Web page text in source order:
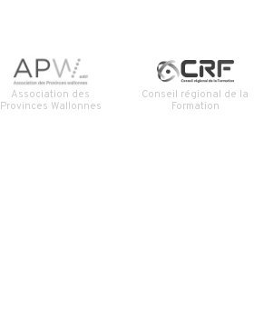
Association des
Provinces Wallonnes
Conseil régional de la
Formation